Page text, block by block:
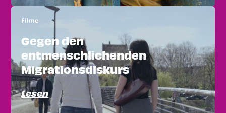
Filme
Gegen den
entmenschlichenden
Migrationsdiskurs
Lesen